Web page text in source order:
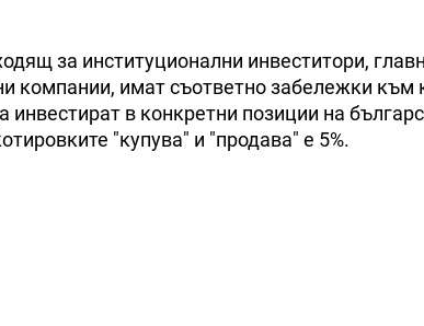
за институционални инвеститори,
компании, имат съответно забележки към
инвестират в конкретни позиции на
"купува" и "продава" е 5%.